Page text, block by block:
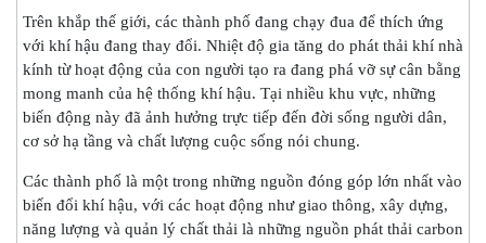
Trên khắp thế giới, các thành phố đang chạy đua để thích ứng
với khí hậu đang thay đổi. Nhiệt độ gia tăng do phát thải khí nhà
kính từ hoạt động của con người tạo ra đang phá vỡ sự cân bằng
mong manh của hệ thống khí hậu. Tại nhiều khu vực, những
biến động này đã ảnh hưởng trực tiếp đến đời sống người dân,
cơ sở hạ tầng và chất lượng cuộc sống nói chung.
Các thành phố là một trong những nguồn đóng góp lớn nhất vào
biến đổi khí hậu, với các hoạt động như giao thông, xây dựng,
năng lượng và quản lý chất thải là những nguồn phát thải carbon